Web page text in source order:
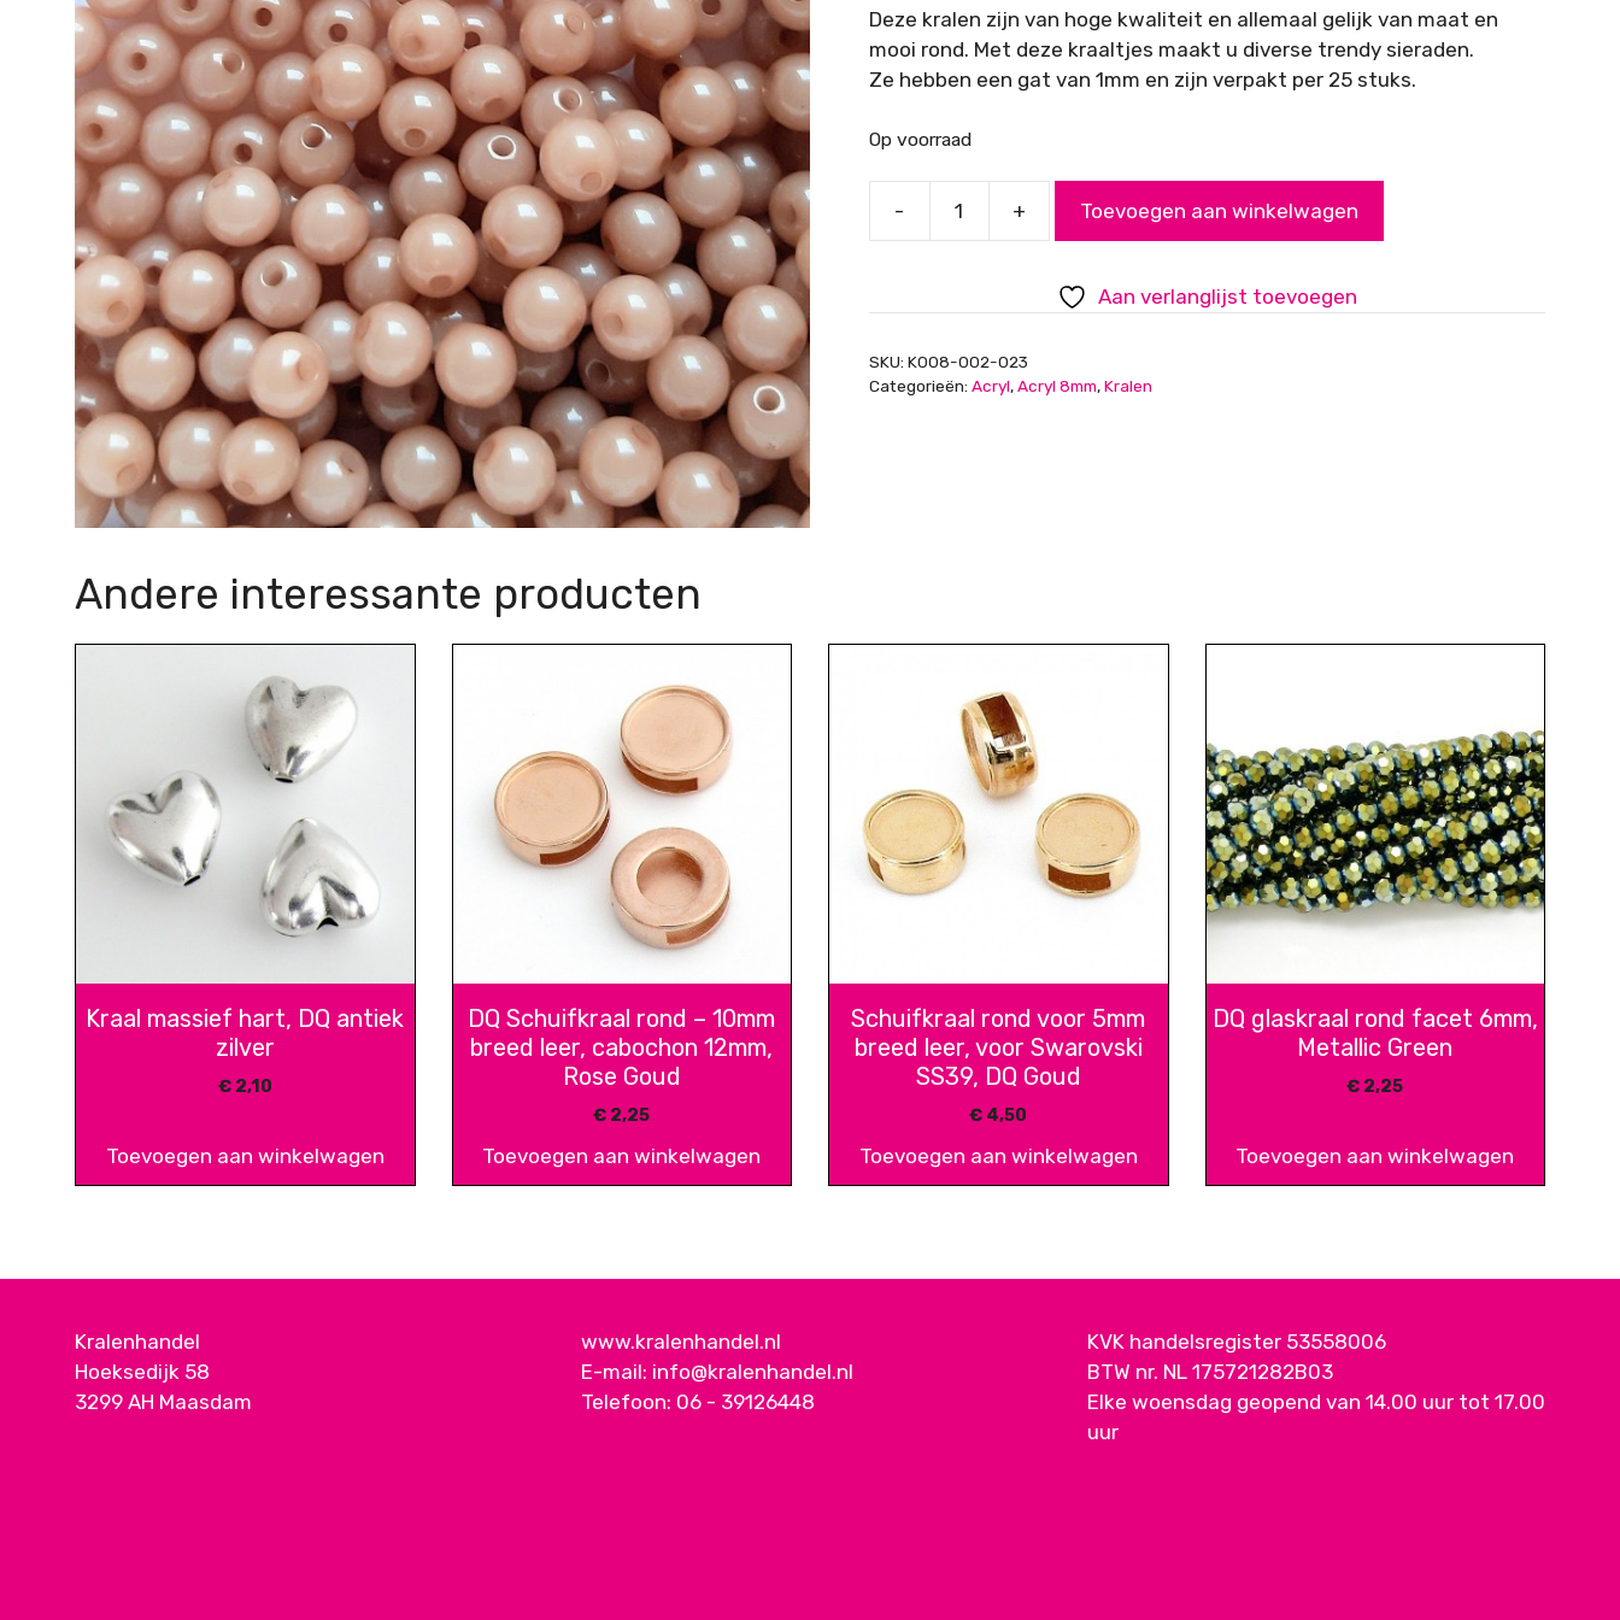
Deze kralen zijn van hoge kwaliteit en allemaal gelijk van maat en
mooi rond. Met deze kraaltjes maakt u diverse trendy sieraden.
Ze hebben een gat van 1mm en zijn verpakt per 25 stuks.
Op voorraad
-
opaque,
8mm
+ Toevoegen aan winkelwagen
Aan verlanglijst toevoegen
SKU: K008-002-023
Categorieën: Acryl,Acryl 8mm,Kralen
Andere interessante producten
Kraal massief hart, DQ antiek
zilver
€2,10
Toevoegen aan winkelwagen
DQ Schuifkraal rond – 10mm
breed leer, cabochon 12mm,
Rose Goud
€ 2,25
Toevoegen aan winkelwagen
Schuifkraal rond voor 5mm
breed leer, voor Swarovski
SS39, DQ Goud
€ 4,50
Toevoegen aan winkelwagen
DQ glaskraal rond facet 6mm,
Metallic Green
€ 2,25
Toevoegen aan winkelwagen
Kralenhandel
Hoeksedijk 58
3299 AH Maasdam
www.kralenhandel.nl
E-mail: info@kralenhandel.nl
Telefoon: 06 - 39126448
KVK handelsregister 53558006
BTW nr. NL 175721282B03
Elke woensdag geopend van 14.00 uur tot 17.00
uur